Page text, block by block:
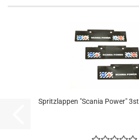
Spritzlappen "Scania Power"